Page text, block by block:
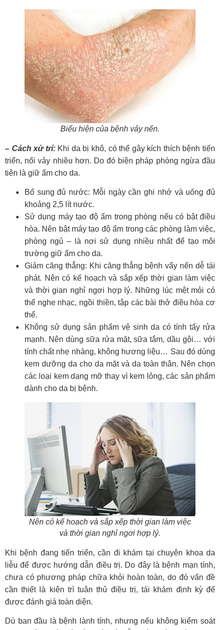
Biểu hiện của bệnh vảy nến.
– Cách xử trí: Khi da bị khô, có thể gây kích thích bệnh tiến
triển, nổi vảy nhiều hơn. Do đó biện pháp phòng ngừa đầu
tiên là giữ ẩm cho da.
Bổ sung đủ nước: Mỗi ngày cần ghi nhớ và uống đủ
khoảng 2,5 lít nước.
Sử dụng máy tạo độ ẩm trong phòng nếu có bật điều
hòa. Nên bật máy tạo độ ẩm trong các phòng làm việc,
phòng ngủ – là nơi sử dụng nhiều nhất để tạo môi
trường giữ ẩm cho da.
Giảm căng thẳng: Khi căng thẳng bệnh vẩy nến dễ tái
phát. Nên có kế hoạch và sắp xếp thời gian làm việc
và thời gian nghỉ ngơi hợp lý. Những lúc mệt mỏi có
thể nghe nhạc, ngồi thiền, tập các bài thở điều hòa cơ
thể.
Không sử dụng sản phẩm vệ sinh da có tính tẩy rửa
mạnh. Nên dùng sữa rửa mặt, sữa tắm, dầu gội… với
tính chất nhẹ nhàng, không hương liệu… Sau đó dùng
kem dưỡng da cho da mặt và da toàn thân. Nên chọn
các loại kem dạng mỡ thay vì kem lỏng, các sản phẩm
dành cho da bị bệnh.
Nên có kế hoạch và sắp xếp thời gian làm việc
và thời gian nghỉ ngơi hợp lý.
Khi bệnh đang tiến triển, cần đi khám tại chuyên khoa da
liễu để được hướng dẫn điều trị. Do đây là bệnh mạn tính,
chưa có phương pháp chữa khỏi hoàn toàn, do đó vấn đề
cần thiết là kiên trì tuân thủ điều trị, tái khám định kỳ để
được đánh giá toàn diện.
Dù ban đầu là bệnh lành tính, nhưng nếu không kiểm soát